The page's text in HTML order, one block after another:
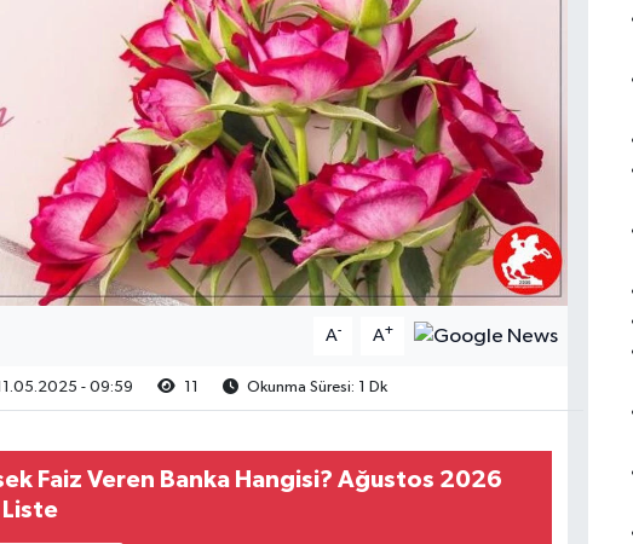
A- A+
11.05.2025 - 09:59 Okunma Süresi: 1 Dk
Faiz Veren Banka Hangisi? Ağustos 2026
Liste